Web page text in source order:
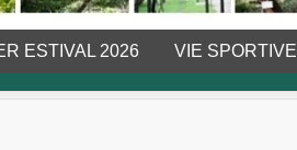
ESTIVAL 2026 VIE SPORTIVE